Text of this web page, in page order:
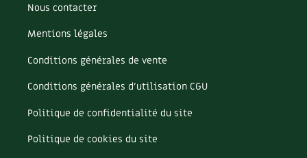
Nous contacter
Mentions légales
Conditions générales de vente
Conditions générales d’utilisation CGU
Politique de confidentialité du site
Politique de cookies du site